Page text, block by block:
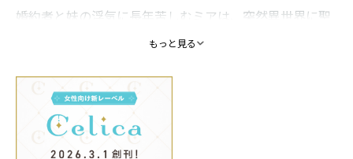
婚約者と妹の浮気に長年苦しむミアは、突然異世界に聖
女として召喚されてしまう。
王族に、魔物の瘴気で滅亡寸前の国を救えと理不尽に命
じられ、溜め込んだストレスが大爆発！
彼らのために力は使わないと頑なに心を閉ざす。
しかし、死に瀕した騎士ヴォルドレッドとの出会いが彼
女を変えた。
「私が自由になれたのは、あなたのおかげ。この命、ミ
もっと見る